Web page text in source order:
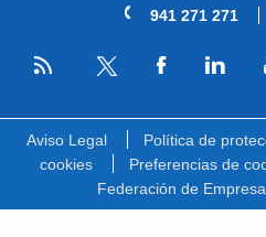
941 271 271
RSS
Aviso Legal Política de
cookies
Preferencias de
Federación de